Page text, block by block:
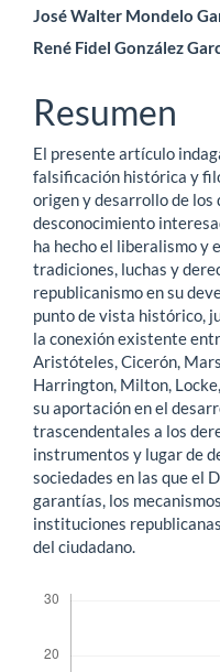
Contenido
principal
del
artículo
José Walter Mondelo
René Fidel González
Resumen
El presente artículo
falsificación histórica y
origen y desarrollo de los
desconocimiento
ha hecho el liberalismo y
tradiciones, luchas y
republicanismo en su
punto de vista histórico,
la conexión existente
Aristóteles, Cicerón,
Harrington, Milton,
su aportación en el
trascendentales a los
instrumentos y lugar de
sociedades en las que el
garantías, los
instituciones
del ciudadano.